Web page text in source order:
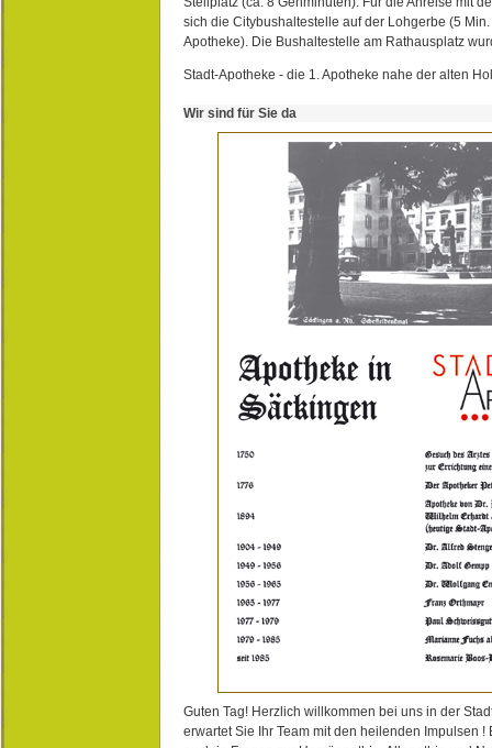
sich die Citybushaltestelle auf der Lohgerbe (5
Apotheke). Die Bushaltestelle am Rathausplatz
Stadt-Apotheke - die 1. Apotheke nahe der alten
Wir sind für Sie da
Guten Tag! Herzlich willkommen bei uns in der
erwartet Sie Ihr Team mit den heilenden Impulsen !